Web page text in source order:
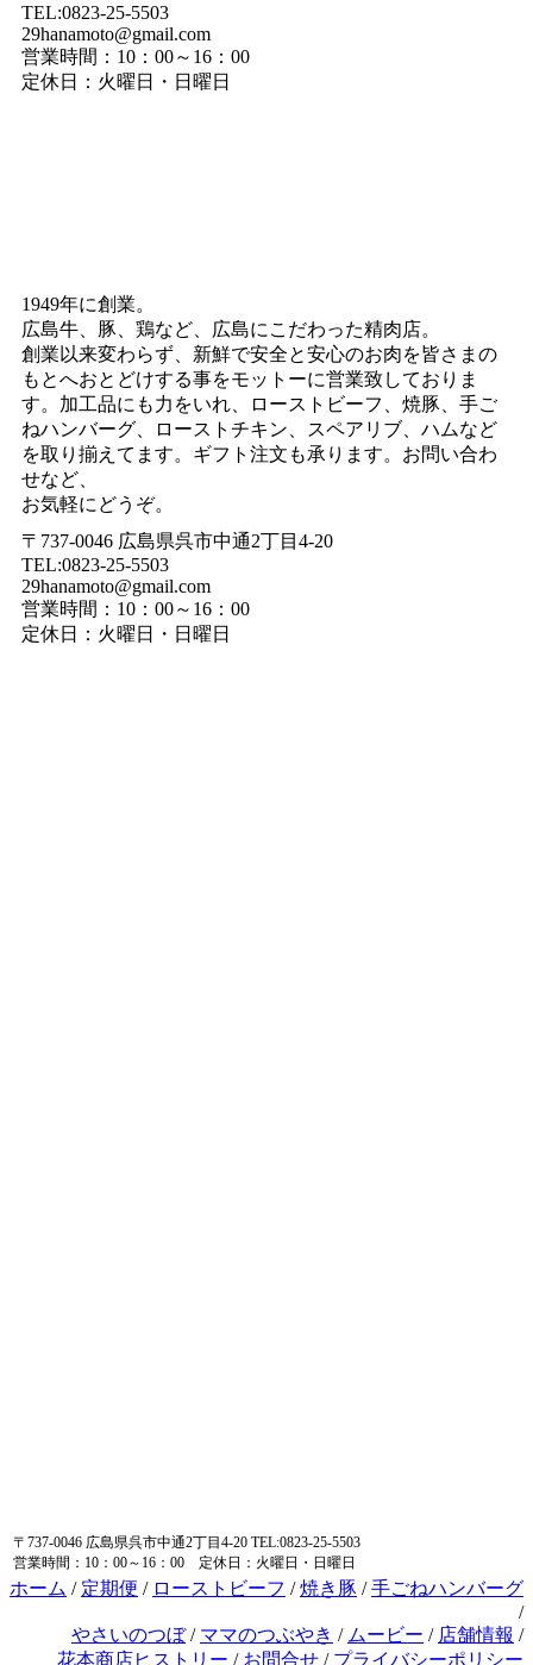
TEL:0823-25-5503
29hanamoto@gmail.com
営業時間：10：00～16：00
定休日：火曜日・日曜日
1949年に創業。
広島牛、豚、鶏など、広島にこだわった精肉店。
創業以来変わらず、新鮮で安全と安心のお肉を皆さまの
もとへおとどけする事をモットーに営業致しておりま
す。加工品にも力をいれ、ローストビーフ、焼豚、手ご
ねハンバーグ、ローストチキン、スペアリブ、ハムなど
を取り揃えてます。ギフト注文も承ります。お問い合わ
せなど、
お気軽にどうぞ。
〒737-0046 広島県呉市中通2丁目4-20
TEL:0823-25-5503
29hanamoto@gmail.com
営業時間：10：00～16：00
定休日：火曜日・日曜日
〒737-0046 広島県呉市中通2丁目4-20 TEL:0823-25-5503
営業時間：10：00～16：00 定休日：火曜日・日曜日
ホーム / 定期便 / ローストビーフ /焼き豚 /手ごねハンバーグ
/
やさいのつぼ/ ママのつぶやき / ムービー / 店舗情報 /
花本商店ヒストリー / お問合せ / プライバシーポリシー